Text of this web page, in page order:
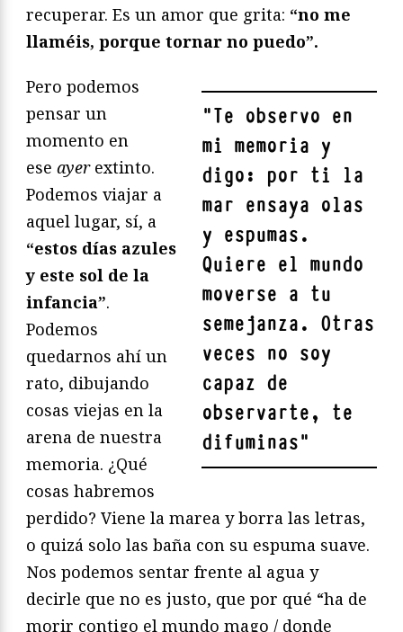
recuperar. Es un amor que grita: “no me
llaméis, porque tornar no puedo”.
"Te observo en
mi memoria y
digo: por ti la
mar ensaya olas
y espumas.
Quiere el mundo
moverse a tu
semejanza. Otras
veces no soy
capaz de
observarte, te
difuminas"
Pero podemos
pensar un
momento en
ese ayerextinto.
Podemos viajar a
aquel lugar, sí, a
“estos días azules
y este sol de la
infancia”.
Podemos
quedarnos ahí un
rato, dibujando
cosas viejas en la
arena de nuestra
memoria. ¿Qué
cosas habremos
perdido? Viene la marea y borra las letras,
o quizá solo las baña con su espuma suave.
Nos podemos sentar frente al agua y
decirle que no es justo, que por qué “ha de
morir contigo el mundo mago / donde